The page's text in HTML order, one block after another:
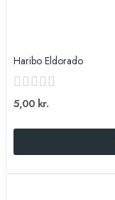
Haribo Eldorado
5,00 kr.